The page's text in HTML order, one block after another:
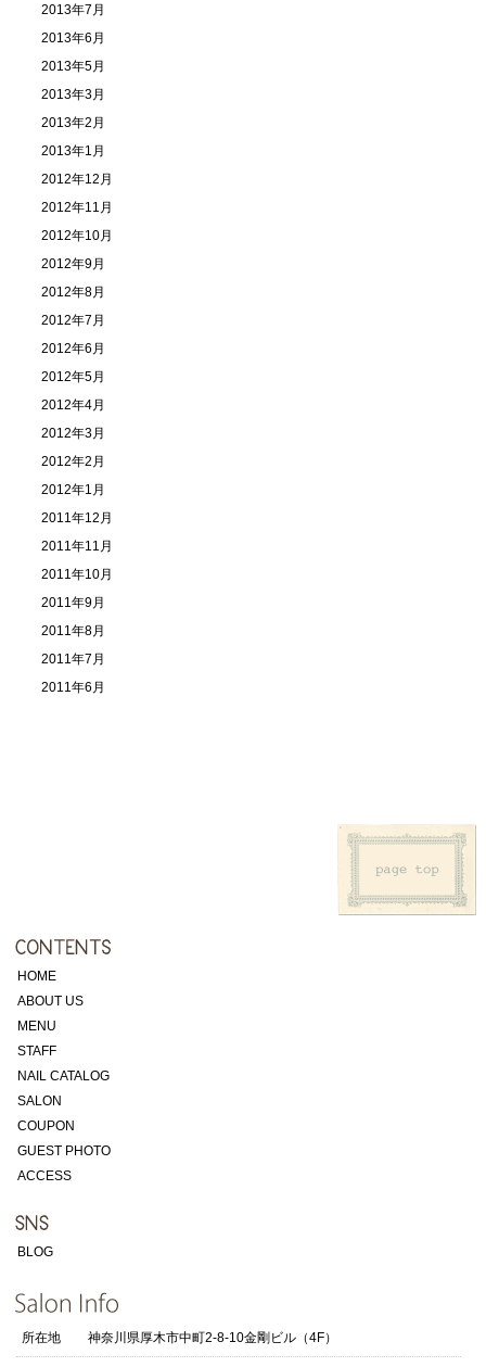
2013年7月
2013年6月
2013年5月
2013年3月
2013年2月
2013年1月
2012年12月
2012年11月
2012年10月
2012年9月
2012年8月
2012年7月
2012年6月
2012年5月
2012年4月
2012年3月
2012年2月
2012年1月
2011年12月
2011年11月
2011年10月
2011年9月
2011年8月
2011年7月
2011年6月
HOME
ABOUT US
MENU
STAFF
NAIL CATALOG
SALON
COUPON
GUEST PHOTO
ACCESS
BLOG
所在地 神奈川県厚木市中町2-8-10金剛ビル（4F）